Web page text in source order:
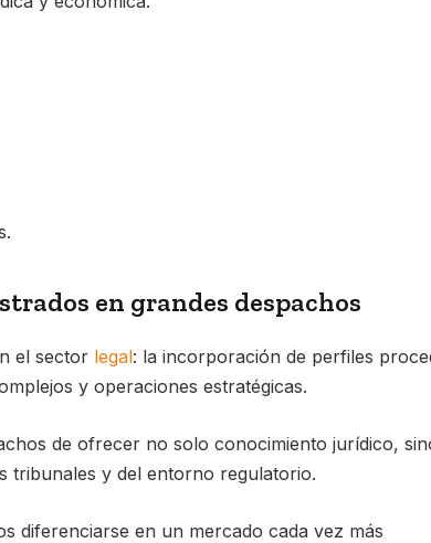
en grandes despachos
el sector legal: la incorporación de perfiles
y operaciones estratégicas.
de ofrecer no solo conocimiento jurídico,
tribunales y del entorno regulatorio.
diferenciarse en un mercado cada vez más